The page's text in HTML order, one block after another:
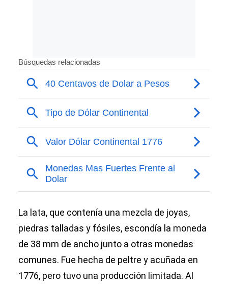
La lata, que contenía una mezcla de joyas,
piedras talladas y fósiles, escondía la moneda
de 38 mm de ancho junto a otras monedas
comunes. Fue hecha de peltre y acuñada en
1776, pero tuvo una producción limitada. Al